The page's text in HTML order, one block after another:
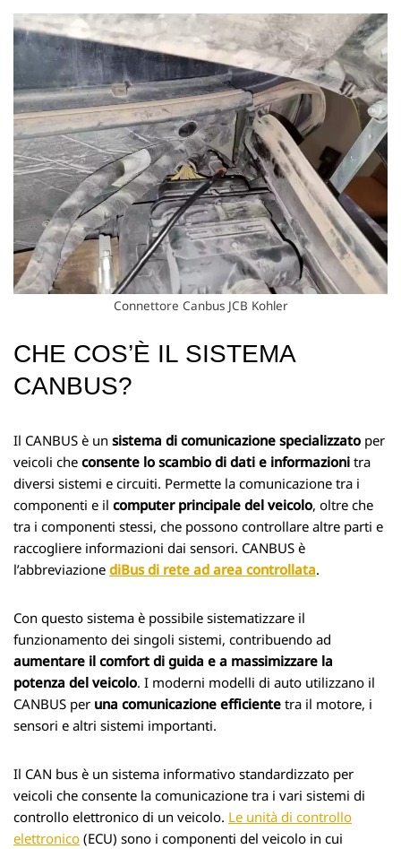
Connettore Canbus JCB Kohler
CHE COS’È IL SISTEMA
CANBUS?
Il CANBUS è un sistema di comunicazione specializzato per
veicoli che consente lo scambio di dati e informazioni tra
diversi sistemi e circuiti. Permette la comunicazione tra i
componenti e il computer principale del veicolo, oltre che
tra i componenti stessi, che possono controllare altre parti e
raccogliere informazioni dai sensori. CANBUS è
l’abbreviazione diBus di rete ad area controllata.
Con questo sistema è possibile sistematizzare il
funzionamento dei singoli sistemi, contribuendo ad
aumentare il comfort di guida e a massimizzare la
potenza del veicolo. I moderni modelli di auto utilizzano il
CANBUS per una comunicazione efficiente tra il motore, i
sensori e altri sistemi importanti.
Il CAN bus è un sistema informativo standardizzato per
veicoli che consente la comunicazione tra i vari sistemi di
controllo elettronico di un veicolo. Le unità di controllo
elettronico (ECU) sono i componenti del veicolo in cui